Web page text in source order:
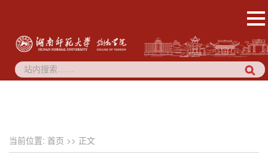
当前位置: 首页 >> 正文